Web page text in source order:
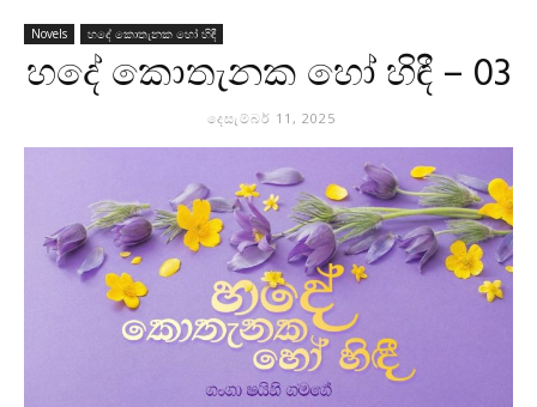
Novels හදේ කොතැනක හෝ හිඳී
හදේ කොතැනක හෝ හිඳී – 03
දෙසැම්බර් 11, 2025